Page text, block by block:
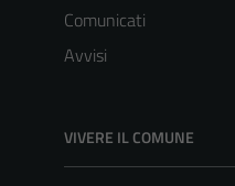
Comunicati
Avvisi
VIVERE IL COMUNE